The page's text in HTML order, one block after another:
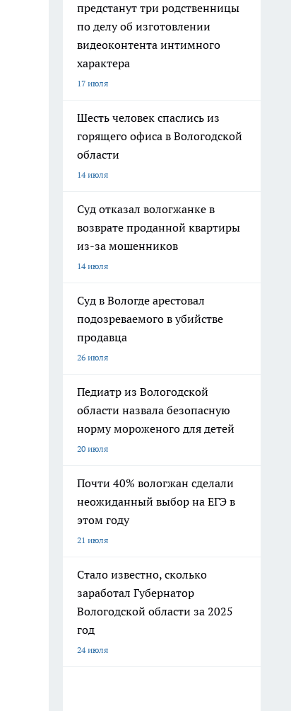
предстанут три родственницы
по делу об изготовлении
видеоконтента интимного
характера
17 июля
Шесть человек спаслись из
горящего офиса в Вологодской
области
14 июля
Суд отказал вологжанке в
возврате проданной квартиры
из-за мошенников
14 июля
Суд в Вологде арестовал
подозреваемого в убийстве
продавца
26 июля
Педиатр из Вологодской
области назвала безопасную
норму мороженого для детей
20 июля
Почти 40% вологжан сделали
неожиданный выбор на ЕГЭ в
этом году
21 июля
Стало известно, сколько
заработал Губернатор
Вологодской области за 2025
год
24 июля